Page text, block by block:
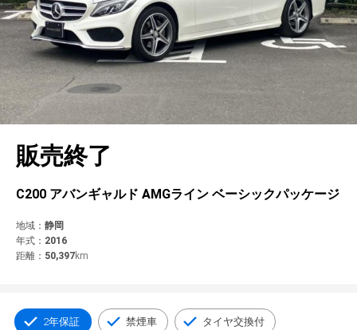
エリア別最新ニュース
品質と保証
ローン・リース
自動車保険
カタログ情報
マイアカウント
マイリスト
保存した検索条件
問合せ履歴
アカウントの確認・編集
アフターサービス
車検／定期点検
コーティング
タイヤ交換
ボディ修理
企業情報
企業概要
業績決算情報
プレスリリース
ヤナセの歴史
リンク
ヤナセ認定中古車
BMW認定中古車
フォルクスワーゲン認定中古車
新車情報
プライバシーポリシー ソーシャルメディアポリシー
利用規約
金融商品の勧誘方針
販売終了
C200 アバンギャルド AMGライン ベーシックパッケージ
地域： 静岡
年式： 2016
距離： 50,397km
2年保証 禁煙車 タイヤ交換付
地図を見る
在庫一覧
キャンセル